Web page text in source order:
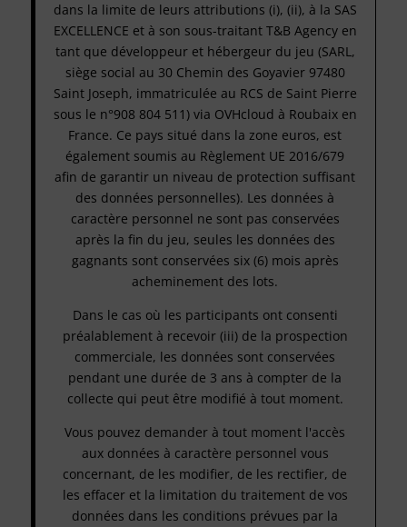
dans la limite de leurs attributions (i), (ii), à la SAS
EXCELLENCE et à son sous-traitant T&B Agency en
tant que développeur et hébergeur du jeu (SARL,
siège social au 30 Chemin des Goyavier 97480
Saint Joseph, immatriculée au RCS de Saint Pierre
sous le n°908 804 511) via OVHcloud à Roubaix en
France. Ce pays situé dans la zone euros, est
également soumis au Règlement UE 2016/679
afin de garantir un niveau de protection suffisant
des données personnelles). Les données à
caractère personnel ne sont pas conservées
après la fin du jeu, seules les données des
gagnants sont conservées six (6) mois après
acheminement des lots.
Dans le cas où les participants ont consenti
préalablement à recevoir (iii) de la prospection
commerciale, les données sont conservées
pendant une durée de 3 ans à compter de la
collecte qui peut être modifié à tout moment.
Vous pouvez demander à tout moment l'accès
aux données à caractère personnel vous
concernant, de les modifier, de les rectifier, de
les effacer et la limitation du traitement de vos
données dans les conditions prévues par la